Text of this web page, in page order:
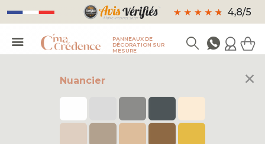
PANNEAUX DE
DÉCORATION SUR
MESURE
Nuancier ×